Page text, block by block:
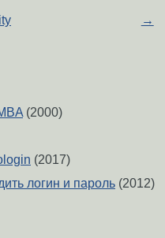
→
(2000)
(2017)
логин и пароль (2012)